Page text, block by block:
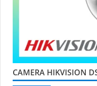
CAMERA HIKVISION